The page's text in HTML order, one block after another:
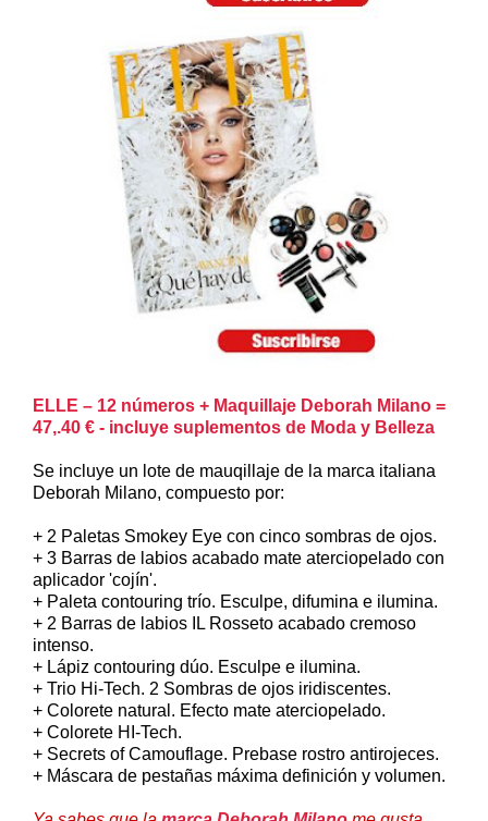
ELLE – 12 números + Maquillaje Deborah Milano =
47,.40 € - incluye suplementos de Moda y Belleza
Se incluye un lote de mauqillaje de la marca italiana
Deborah Milano, compuesto por:
+ 2 Paletas Smokey Eye con cinco sombras de ojos.
+ 3 Barras de labios acabado mate aterciopelado con
aplicador 'cojín'.
+ Paleta contouring trío. Esculpe, difumina e ilumina.
+ 2 Barras de labios IL Rosseto acabado cremoso
intenso.
+ Lápiz contouring dúo. Esculpe e ilumina.
+ Trio Hi-Tech. 2 Sombras de ojos iridiscentes.
+ Colorete natural. Efecto mate aterciopelado.
+ Colorete HI-Tech.
+ Secrets of Camouflage. Prebase rostro antirojeces.
+ Máscara de pestañas máxima definición y volumen.